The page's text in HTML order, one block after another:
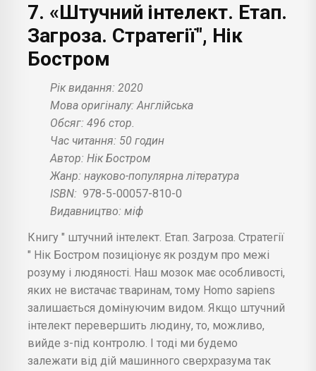
7. «Штучний інтелект. Етап.
Загроза. Стратегії", Нік
Бостром
Рік видання: 2020
Мова оригіналу: Англійська
Обсяг: 496 стор.
Час читання: 50 годин
Автор: Нік Бостром
Жанр: науково-популярна література
ISBN: 978-5-00057-810-0
Видавництво: міф
Книгу " штучний інтелект. Етап. Загроза. Стратегії
" Нік Бостром позиціонує як роздум про межі
розуму і людяності. Наш мозок має особливості,
яких не вистачає тваринам, тому Homo sapiens
залишається домінуючим видом. Якщо штучний
інтелект перевершить людину, то, можливо,
вийде з-під контролю. І тоді ми будемо
залежати від дій машинного сверхразума так